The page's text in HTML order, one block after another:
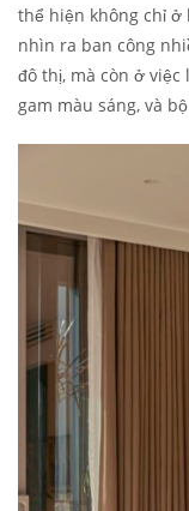
thể hiện không chỉ
nhìn ra ban công
đô thị, mà còn ở
gam màu sáng, và